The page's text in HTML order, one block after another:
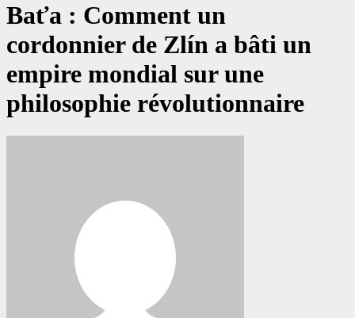
Baťa : Comment un
cordonnier de Zlín a bâti un
empire mondial sur une
philosophie révolutionnaire